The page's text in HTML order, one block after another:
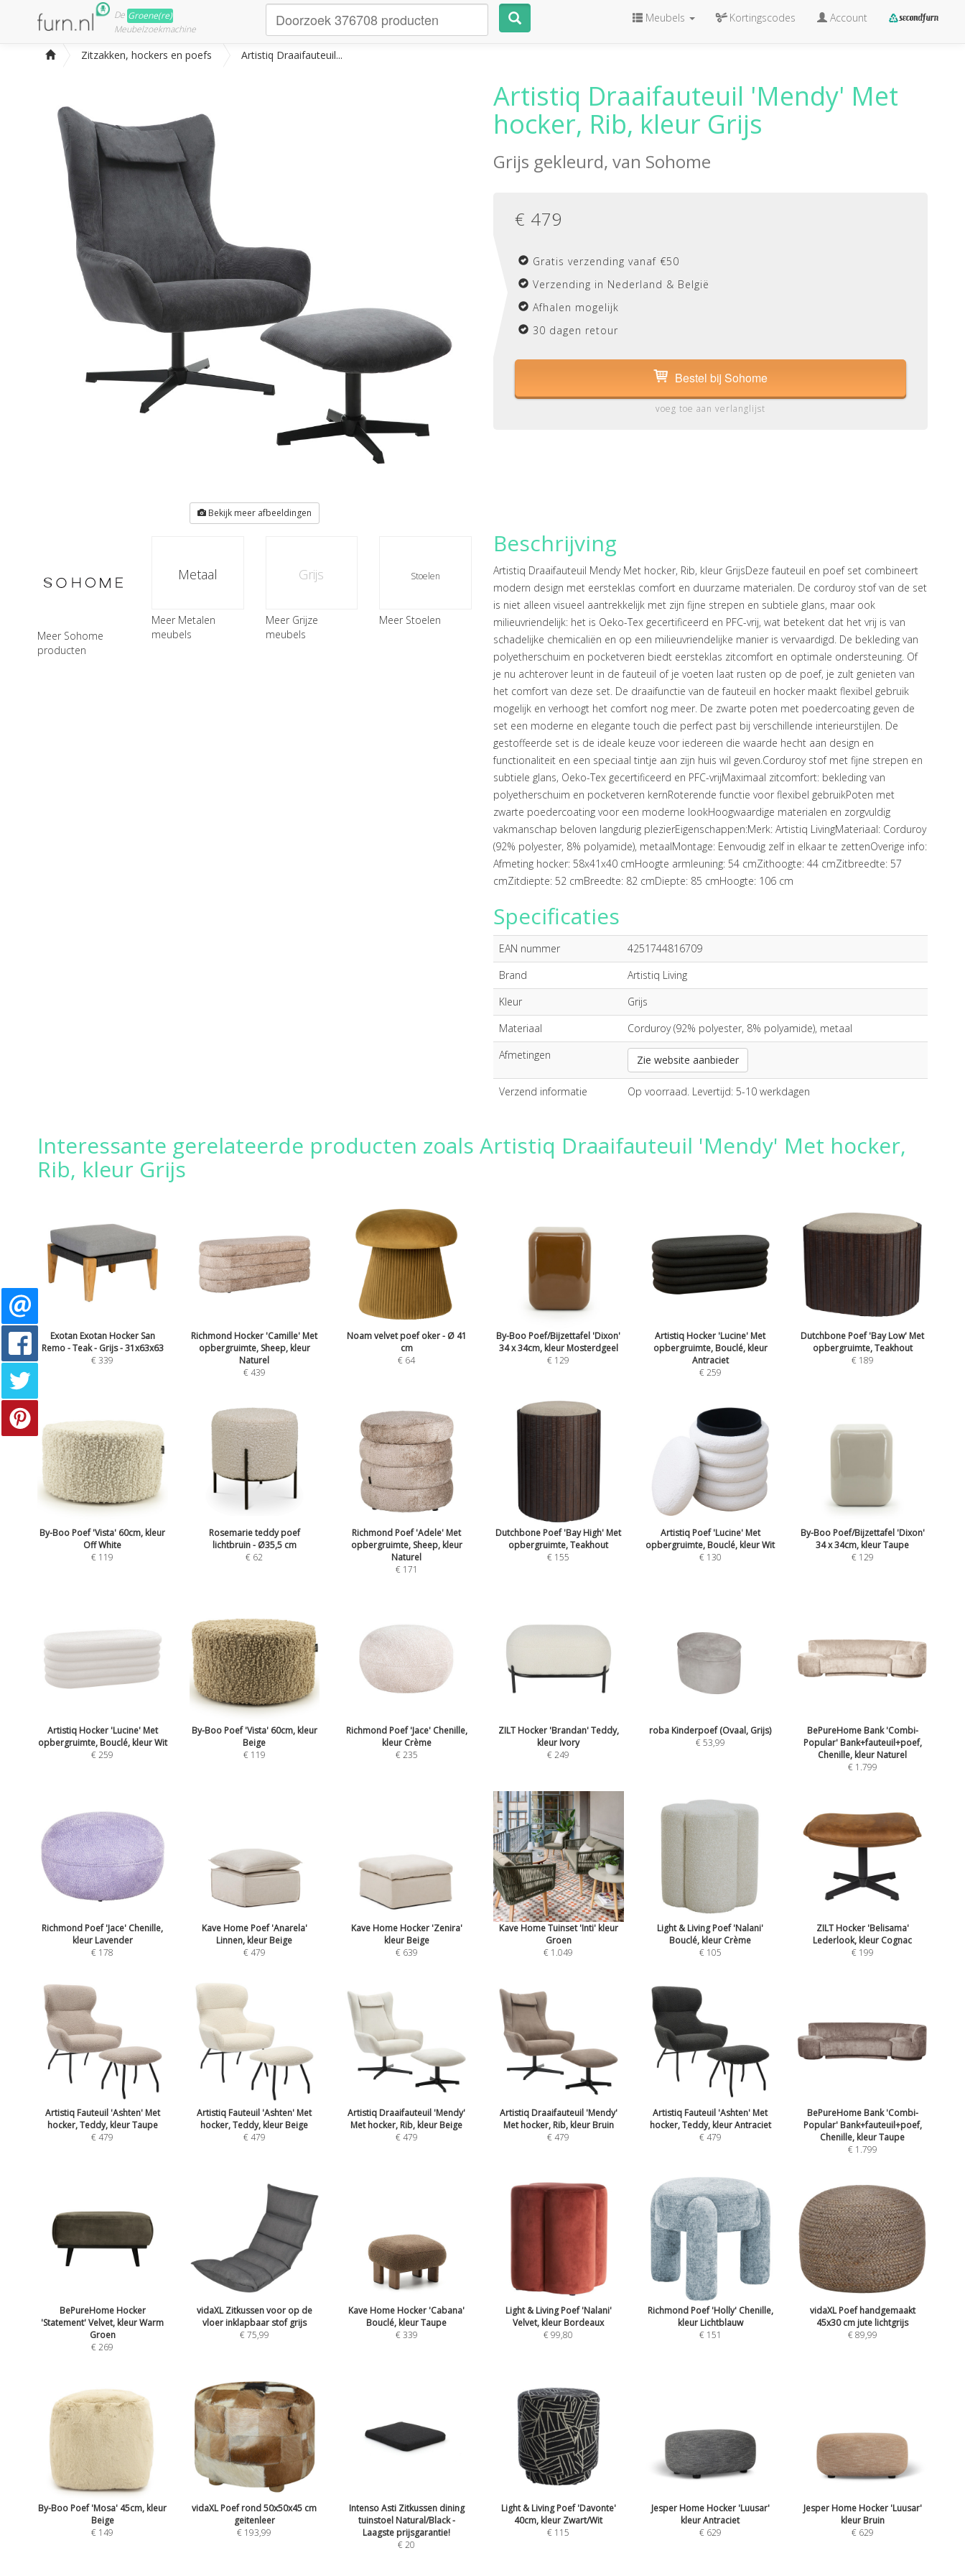
De Groene(re)
Meubelzoekmachine
Meubels Kortingscodes Account
Zitzakken, hockers en poefs Artistiq Draaifauteuil...
Bekijk meer afbeeldingen
Artistiq Draaifauteuil 'Mendy' Met
hocker, Rib, kleur Grijs
Grijs gekleurd, van Sohome
€ 479
Gratis verzending vanaf €50
Verzending in Nederland & België
Afhalen mogelijk
30 dagen retour
Bestel bij Sohome
voeg toe aan verlanglijst
Meer Sohome
producten
Metaal
Meer Metalen
meubels
Grijs
Meer Grijze
meubels
Stoelen
Meer Stoelen
Beschrijving
Artistiq Draaifauteuil Mendy Met hocker, Rib, kleur GrijsDeze fauteuil en poef set combineert
modern design met eersteklas comfort en duurzame materialen. De corduroy stof van de set
is niet alleen visueel aantrekkelijk met zijn fijne strepen en subtiele glans, maar ook
milieuvriendelijk: het is Oeko-Tex gecertificeerd en PFC-vrij, wat betekent dat het vrij is van
schadelijke chemicaliën en op een milieuvriendelijke manier is vervaardigd. De bekleding van
polyetherschuim en pocketveren biedt eersteklas zitcomfort en optimale ondersteuning. Of
je nu achterover leunt in de fauteuil of je voeten laat rusten op de poef, je zult genieten van
het comfort van deze set. De draaifunctie van de fauteuil en hocker maakt flexibel gebruik
mogelijk en verhoogt het comfort nog meer. De zwarte poten met poedercoating geven de
set een moderne en elegante touch die perfect past bij verschillende interieurstijlen. De
gestoffeerde set is de ideale keuze voor iedereen die waarde hecht aan design en
functionaliteit en een speciaal tintje aan zijn huis wil geven.Corduroy stof met fijne strepen en
subtiele glans, Oeko-Tex gecertificeerd en PFC-vrijMaximaal zitcomfort: bekleding van
polyetherschuim en pocketveren kernRoterende functie voor flexibel gebruikPoten met
zwarte poedercoating voor een moderne lookHoogwaardige materialen en zorgvuldig
vakmanschap beloven langdurig plezierEigenschappen:Merk: Artistiq LivingMateriaal: Corduroy
(92% polyester, 8% polyamide), metaalMontage: Eenvoudig zelf in elkaar te zettenOverige info:
Afmeting hocker: 58x41x40 cmHoogte armleuning: 54 cmZithoogte: 44 cmZitbreedte: 57
cmZitdiepte: 52 cmBreedte: 82 cmDiepte: 85 cmHoogte: 106 cm
Specificaties
EAN nummer
4251744816709
Brand
Artistiq Living
Kleur
Grijs
Materiaal
Corduroy (92% polyester, 8% polyamide), metaal
Afmetingen
Zie website aanbieder
Verzend informatie Op voorraad. Levertijd: 5-10 werkdagen
Interessante gerelateerde producten zoals Artistiq Draaifauteuil 'Mendy' Met hocker,
Rib, kleur Grijs
Exotan Exotan Hocker San
Remo - Teak - Grijs - 31x63x63
€ 339
Richmond Hocker 'Camille' Met
opbergruimte, Sheep, kleur
Naturel
€ 439
Noam velvet poef oker - Ø 41
cm
€ 64
By-Boo Poef/Bijzettafel 'Dixon'
34 x 34cm, kleur Mosterdgeel
€ 129
Artistiq Hocker 'Lucine' Met
opbergruimte, Bouclé, kleur
Antraciet
€ 259
Dutchbone Poef 'Bay Low' Met
opbergruimte, Teakhout
€ 189
By-Boo Poef 'Vista' 60cm, kleur
Off White
€ 119
Rosemarie teddy poef
lichtbruin - Ø35,5 cm
€ 62
Richmond Poef 'Adele' Met
opbergruimte, Sheep, kleur
Naturel
€ 171
Dutchbone Poef 'Bay High' Met
opbergruimte, Teakhout
€ 155
Artistiq Poef 'Lucine' Met
opbergruimte, Bouclé, kleur Wit
€ 130
By-Boo Poef/Bijzettafel 'Dixon'
34 x 34cm, kleur Taupe
€ 129
Artistiq Hocker 'Lucine' Met
opbergruimte, Bouclé, kleur Wit
€ 259
By-Boo Poef 'Vista' 60cm, kleur
Beige
€ 119
Richmond Poef 'Jace' Chenille,
kleur Crème
€ 235
ZILT Hocker 'Brandan' Teddy,
kleur Ivory
€ 249
roba Kinderpoef (Ovaal, Grijs)
€ 53,99
BePureHome Bank 'Combi-
Popular' Bank+fauteuil+poef,
Chenille, kleur Naturel
€ 1.799
Richmond Poef 'Jace' Chenille,
kleur Lavender
€ 178
Kave Home Poef 'Anarela'
Linnen, kleur Beige
€ 479
Kave Home Hocker 'Zenira'
kleur Beige
€ 639
Kave Home Tuinset 'Inti' kleur
Groen
€ 1.049
Light & Living Poef 'Nalani'
Bouclé, kleur Crème
€ 105
ZILT Hocker 'Belisama'
Lederlook, kleur Cognac
€ 199
Artistiq Fauteuil 'Ashten' Met
hocker, Teddy, kleur Taupe
€ 479
Artistiq Fauteuil 'Ashten' Met
hocker, Teddy, kleur Beige
€ 479
Artistiq Draaifauteuil 'Mendy'
Met hocker, Rib, kleur Beige
€ 479
Artistiq Draaifauteuil 'Mendy'
Met hocker, Rib, kleur Bruin
€ 479
Artistiq Fauteuil 'Ashten' Met
hocker, Teddy, kleur Antraciet
€ 479
BePureHome Bank 'Combi-
Popular' Bank+fauteuil+poef,
Chenille, kleur Taupe
€ 1.799
BePureHome Hocker
'Statement' Velvet, kleur Warm
Groen
€ 269
vidaXL Zitkussen voor op de
vloer inklapbaar stof grijs
€ 75,99
Kave Home Hocker 'Cabana'
Bouclé, kleur Taupe
€ 339
Light & Living Poef 'Nalani'
Velvet, kleur Bordeaux
€ 99,80
Richmond Poef 'Holly' Chenille,
kleur Lichtblauw
€ 151
vidaXL Poef handgemaakt
45x30 cm jute lichtgrijs
€ 89,99
By-Boo Poef 'Mosa' 45cm, kleur
Beige
€ 149
vidaXL Poef rond 50x50x45 cm
geitenleer
€ 193,99
Intenso Asti Zitkussen dining
tuinstoel Natural/Black -
Laagste prijsgarantie!
€ 20
Light & Living Poef 'Davonte'
40cm, kleur Zwart/Wit
€ 115
Jesper Home Hocker 'Luusar'
kleur Antraciet
€ 629
Jesper Home Hocker 'Luusar'
kleur Bruin
€ 629